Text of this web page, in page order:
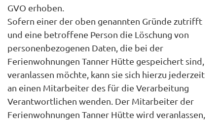
GVO erhoben.
Sofern einer der oben genannten Gründe zutrifft
und eine betroffene Person die Löschung von
personenbezogenen Daten, die bei der
Ferienwohnungen Tanner Hütte gespeichert sind,
veranlassen möchte, kann sie sich hierzu jederzeit
an einen Mitarbeiter des für die Verarbeitung
Verantwortlichen wenden. Der Mitarbeiter der
Ferienwohnungen Tanner Hütte wird veranlassen,